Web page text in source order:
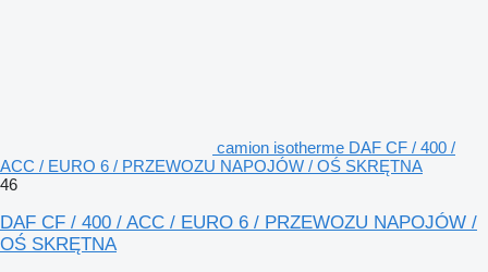
camion isotherme DAF CF / 400 /
ACC / EURO 6 / PRZEWOZU NAPOJÓW / OŚ SKRĘTNA
46
DAF CF / 400 / ACC / EURO 6 / PRZEWOZU NAPOJÓW /
OŚ SKRĘTNA